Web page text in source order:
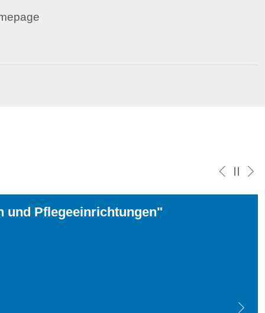
und Pflegeeinrichtungen"